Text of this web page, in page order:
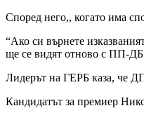
Според него,, когато има
“Ако си върнете
ще се видят отново с ПП-
Лидерът на ГЕРБ каза, че
Кандидатът за премиер